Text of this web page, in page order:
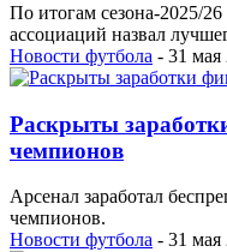
По итогам сезона-2025/
ассоциаций назвал
Новости футбола - 31 мая
Раскрыты
чемпионов
Арсенал заработал
чемпионов.
Новости футбола - 31 мая